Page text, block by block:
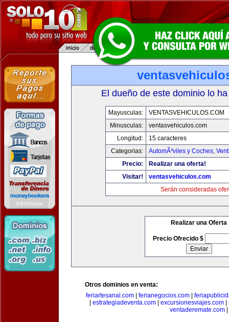
El dueño de este dominio lo
Mayusculas:
VENTASVEHICULOS.COM
Minusculas:
ventasvehiculos.com
Longitud:
15 caracteres
Categorias:
AutomÃ³viles y Coches,
Precio:
Realizar una oferta!
Visitar!
ventasvehiculos.com
Serán consideradas
Realizar una Oferta
Precio Ofrecido $
Otros dominios en venta:
feriartesanal.com
ferianegocios.com
estrategiadeventa.com| excursionesviajes.com|
ventaderemate.com